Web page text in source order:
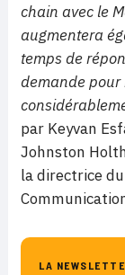
chain avec le
augmentera
temps de
demande pour
par Keyvan
Johnston
la directrice
LA